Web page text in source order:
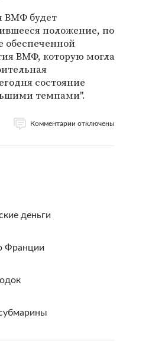
ВМФ будет
положение, по
обеспеченной
ВМФ, которую могла
состояние
темпами".
Комментарии отключены
деньги
Франции